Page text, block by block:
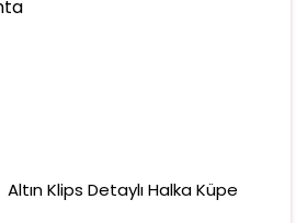
Altın Klips Detaylı Halka Küpe